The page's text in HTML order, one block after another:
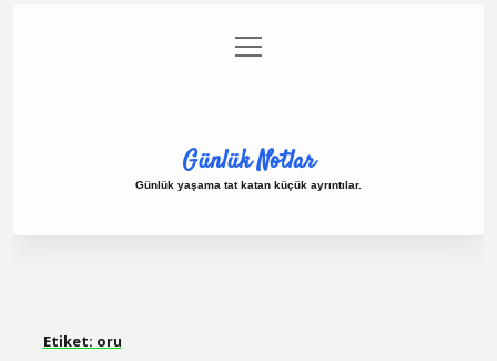
Gizlilik Politikası
menüyü
aç
Günlük Notlar
Günlük yaşama tat katan küçük ayrıntılar.
Etiket: oru